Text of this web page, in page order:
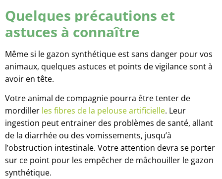
Quelques précautions et
astuces à connaître
Même si le gazon synthétique est sans danger pour vos
animaux, quelques astuces et points de vigilance sont à
avoir en tête.
Votre animal de compagnie pourra être tenter de
mordiller les fibres de la pelouse artificielle. Leur
ingestion peut entrainer des problèmes de santé, allant
de la diarrhée ou des vomissements, jusqu’à
l’obstruction intestinale. Votre attention devra se porter
sur ce point pour les empêcher de mâchouiller le gazon
synthétique.